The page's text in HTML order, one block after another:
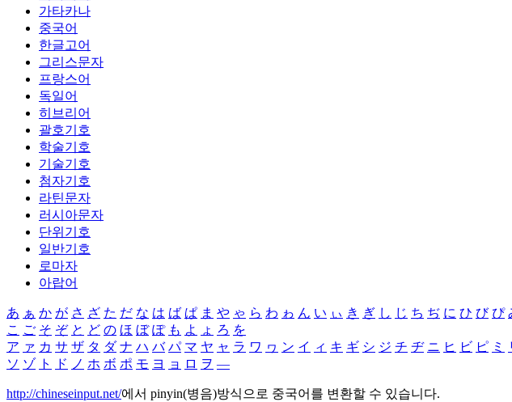
가타카나
중국어
한글고어
그리스문자
프랑스어
독일어
히브리어
괄호기호
학술기호
기술기호
첨자기호
라틴문자
러시아문자
단위기호
일반기호
로마자
아랍어
あ ぁ か が さ ざ た だ な は ば ぱ ま や ゃ ら わ ゎ ん い ぃ き ぎ し じ ち ぢ に ひ び ぴ
こ ご そ ぞ と ど の ほ ぼ ぽ も よ ょ ろ を
ア ァ カ サ ザ タ ダ ナ ハ バ パ マ ヤ ャ ラ ワ ヮ ン イ ィ キ ギ シ ジ チ ヂ ニ ヒ ビ ピ ミ
ソ ゾ ト ド ノ ホ ボ ポ モ ヨ ョ ロ ヲ ―
http://chineseinput.net/에서 pinyin(병음)방식으로 중국어를 변환할 수 있습니다.